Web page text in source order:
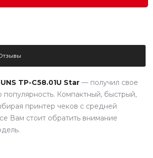
TP-C58.01U Star — получил свое
популярность. Компактный, быстрый,
принтер чеков с средней
Вам стоит обратить внимание